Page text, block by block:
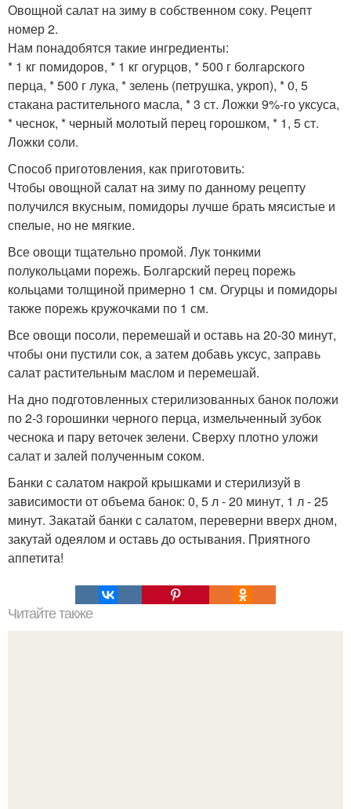
Овощной салат на зиму в собственном соку. Рецепт
номер 2.
Нам понадобятся такие ингредиенты:
* 1 кг помидоров, * 1 кг огурцов, * 500 г болгарского
перца, * 500 г лука, * зелень (петрушка, укроп), * 0, 5
стакана растительного масла, * 3 ст. Ложки 9%-го уксуса,
* чеснок, * черный молотый перец горошком, * 1, 5 ст.
Ложки соли.
Способ приготовления, как приготовить:
Чтобы овощной салат на зиму по данному рецепту
получился вкусным, помидоры лучше брать мясистые и
спелые, но не мягкие.
Все овощи тщательно промой. Лук тонкими
полукольцами порежь. Болгарский перец порежь
кольцами толщиной примерно 1 см. Огурцы и помидоры
также порежь кружочками по 1 см.
Все овощи посоли, перемешай и оставь на 20-30 минут,
чтобы они пустили сок, а затем добавь уксус, заправь
салат растительным маслом и перемешай.
На дно подготовленных стерилизованных банок положи
по 2-3 горошинки черного перца, измельченный зубок
чеснока и пару веточек зелени. Сверху плотно уложи
салат и залей полученным соком.
Банки с салатом накрой крышками и стерилизуй в
зависимости от объема банок: 0, 5 л - 20 минут, 1 л - 25
минут. Закатай банки с салатом, переверни вверх дном,
закутай одеялом и оставь до остывания. Приятного
аппетита!
Читайте также